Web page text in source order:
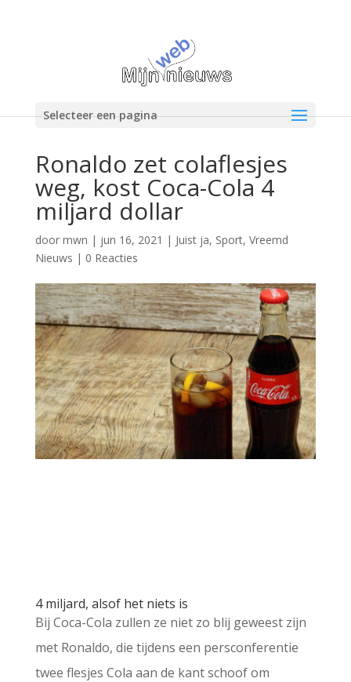
Selecteer een pagina
Ronaldo zet colaflesjes
weg, kost Coca-Cola 4
miljard dollar
door mwn | jun 16, 2021 | Juist ja, Sport, Vreemd
Nieuws | 0 Reacties
4 miljard, alsof het niets is
Bij Coca-Cola zullen ze niet zo blij geweest zijn
met Ronaldo, die tijdens een persconferentie
twee flesjes Cola aan de kant schoof om